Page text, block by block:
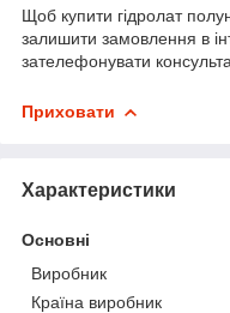
Щоб купити гідролат
залишити замовлення в
зателефонувати
Приховати
Характеристики
Основні
Виробник
Країна виробник